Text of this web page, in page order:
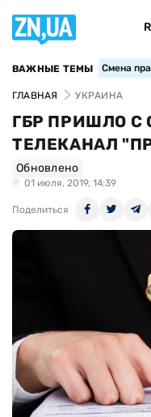
ВАЖНЫЕ ТЕМЫ Смена
ГЛАВНАЯ УКРАИНА
ГБР ПРИШЛО С
ТЕЛЕКАНАЛ
Обновлено
01 июля, 2019, 14:39
Поделиться